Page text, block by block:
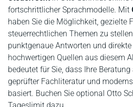
fortschrittlicher Sprachmodelle. Mit
haben Sie die Möglichkeit, gezielte
steuerrechtlichen Themen zu
punktgenaue Antworten und
hochwertigen Quellen aus diesem
bedeutet für Sie, dass Ihre
geprüfter Fachliteratur und
basiert. Buchen Sie optional Otto